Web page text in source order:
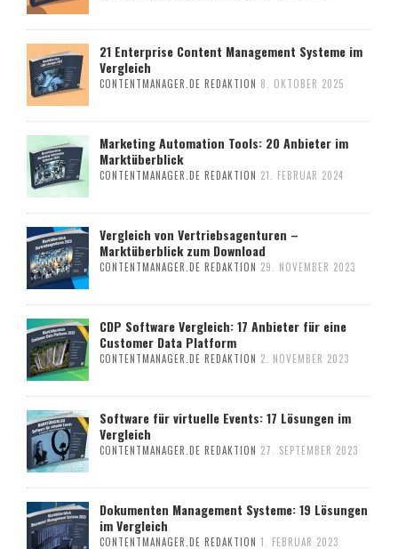
21 Enterprise Content Management Systeme im
Vergleich
CONTENTMANAGER.DE REDAKTION 8. OKTOBER 2025
Marketing Automation Tools: 20 Anbieter im
Marktüberblick
CONTENTMANAGER.DE REDAKTION 21. FEBRUAR 2024
Vergleich von Vertriebsagenturen –
Marktüberblick zum Download
CONTENTMANAGER.DE REDAKTION 29. NOVEMBER 2023
CDP Software Vergleich: 17 Anbieter für eine
Customer Data Platform
CONTENTMANAGER.DE REDAKTION 2. NOVEMBER 2023
Software für virtuelle Events: 17 Lösungen im
Vergleich
CONTENTMANAGER.DE REDAKTION 27. SEPTEMBER 2023
Dokumenten Management Systeme: 19 Lösungen
im Vergleich
CONTENTMANAGER.DE REDAKTION 1. FEBRUAR 2023